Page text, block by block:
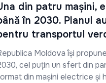
din patru mașini,
în 2030. Planul
transportul
Moldova își
cel puțin un sfert din
din mașini electrice și